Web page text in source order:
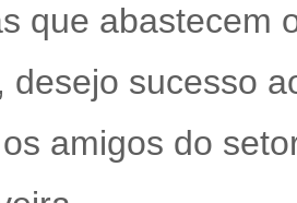
que abastecem
desejo sucesso
amigos do